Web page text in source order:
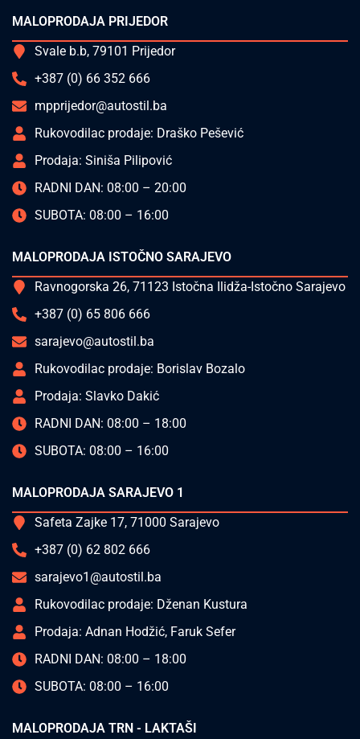
MALOPRODAJA PRIJEDOR
Svale b.b, 79101 Prijedor
+387 (0) 66 352 666
mpprijedor@autostil.ba
Rukovodilac prodaje: Draško Pešević
Prodaja: Siniša Pilipović
RADNI DAN: 08:00 – 20:00
SUBOTA: 08:00 – 16:00
MALOPRODAJA ISTOČNO SARAJEVO
Ravnogorska 26, 71123 Istočna Ilidža-Istočno Sarajevo
+387 (0) 65 806 666
sarajevo@autostil.ba
Rukovodilac prodaje: Borislav Bozalo
Prodaja: Slavko Dakić
RADNI DAN: 08:00 – 18:00
SUBOTA: 08:00 – 16:00
MALOPRODAJA SARAJEVO 1
Safeta Zajke 17, 71000 Sarajevo
+387 (0) 62 802 666
sarajevo1@autostil.ba
Rukovodilac prodaje: Dženan Kustura
Prodaja: Adnan Hodžić, Faruk Sefer
RADNI DAN: 08:00 – 18:00
SUBOTA: 08:00 – 16:00
MALOPRODAJA TRN - LAKTAŠI